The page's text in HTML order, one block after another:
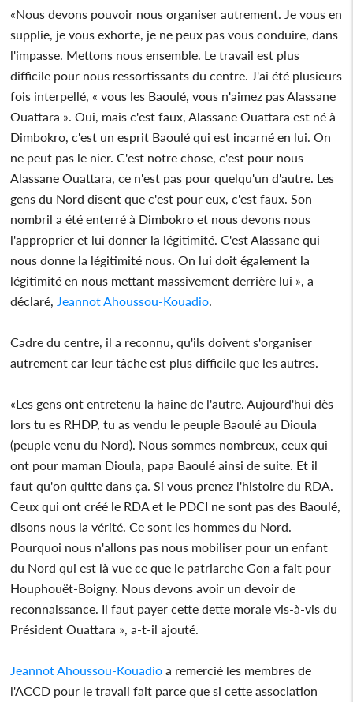
«Nous devons pouvoir nous organiser autrement. Je vous en
supplie, je vous exhorte, je ne peux pas vous conduire, dans
l'impasse. Mettons nous ensemble. Le travail est plus
difficile pour nous ressortissants du centre. J'ai été plusieurs
fois interpellé, « vous les Baoulé, vous n'aimez pas Alassane
Ouattara ». Oui, mais c'est faux, Alassane Ouattara est né à
Dimbokro, c'est un esprit Baoulé qui est incarné en lui. On
ne peut pas le nier. C'est notre chose, c'est pour nous
Alassane Ouattara, ce n'est pas pour quelqu'un d'autre. Les
gens du Nord disent que c'est pour eux, c'est faux. Son
nombril a été enterré à Dimbokro et nous devons nous
l'approprier et lui donner la légitimité. C'est Alassane qui
nous donne la légitimité nous. On lui doit également la
légitimité en nous mettant massivement derrière lui », a
déclaré, Jeannot Ahoussou-Kouadio
Cadre du centre, il a reconnu, qu'ils doivent s'organiser
autrement car leur tâche est plus difficile que les autres.
«Les gens ont entretenu la haine de l'autre. Aujourd'hui dès
lors tu es RHDP, tu as vendu le peuple Baoulé au Dioula
(peuple venu du Nord). Nous sommes nombreux, ceux qui
ont pour maman Dioula, papa Baoulé ainsi de suite. Et il
faut qu'on quitte dans ça. Si vous prenez l'histoire du RDA.
Ceux qui ont créé le RDA et le PDCI ne sont pas des Baoulé,
disons nous la vérité. Ce sont les hommes du Nord.
Pourquoi nous n'allons pas nous mobiliser pour un enfant
du Nord qui est là vue ce que le patriarche Gon a fait pour
Houphouët-Boigny. Nous devons avoir un devoir de
reconnaissance. Il faut payer cette dette morale vis-à-vis du
Président Ouattara », a-t-il ajouté.
Jeannot Ahoussou-Kouadio a remercié les membres de
l'ACCD pour le travail fait parce que si cette association